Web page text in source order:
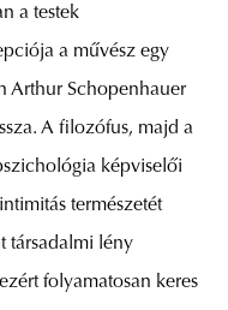
a testek
a művész egy
Arthur Schopenhauer
A filozófus, majd a
képviselői
természetét
társadalmi lény
folyamatosan keres